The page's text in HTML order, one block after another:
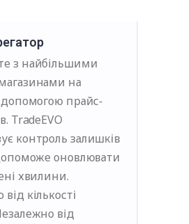
з найбільшими
на
допомогою прайс-
TradeEVO
контроль залишків
оновлювати
хвилини.
кількості
від